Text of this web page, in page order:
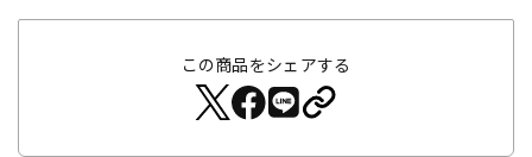
この商品をシェアする